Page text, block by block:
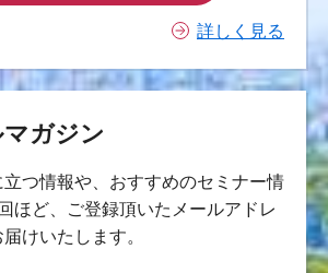
詳しく見る
ガジン
つ情報や、おすすめのセミナー情
ほど、ご登録頂いたメールアドレ
けいたします。